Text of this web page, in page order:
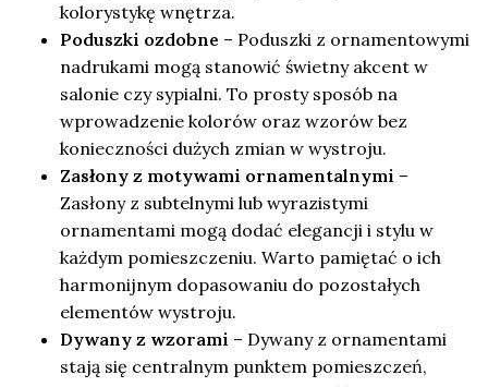
kolorystykę wnętrza.
Poduszki ozdobne – Poduszki z ornamentowymi
nadrukami mogą stanowić świetny akcent w
salonie czy sypialni. To prosty sposób na
wprowadzenie kolorów oraz wzorów bez
konieczności dużych zmian w wystroju.
Zasłony z motywami ornamentalnymi –
Zasłony z subtelnymi lub wyrazistymi
ornamentami mogą dodać elegancji i stylu w
każdym pomieszczeniu. Warto pamiętać o ich
harmonijnym dopasowaniu do pozostałych
elementów wystroju.
Dywany z wzorami – Dywany z ornamentami
stają się centralnym punktem pomieszczeń,